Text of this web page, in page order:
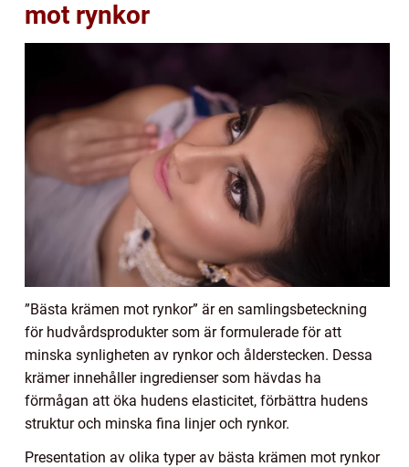
mot rynkor
”Bästa krämen mot rynkor” är en samlingsbeteckning
för hudvårdsprodukter som är formulerade för att
minska synligheten av rynkor och ålderstecken. Dessa
krämer innehåller ingredienser som hävdas ha
förmågan att öka hudens elasticitet, förbättra hudens
struktur och minska fina linjer och rynkor.
Presentation av olika typer av bästa krämen mot rynkor